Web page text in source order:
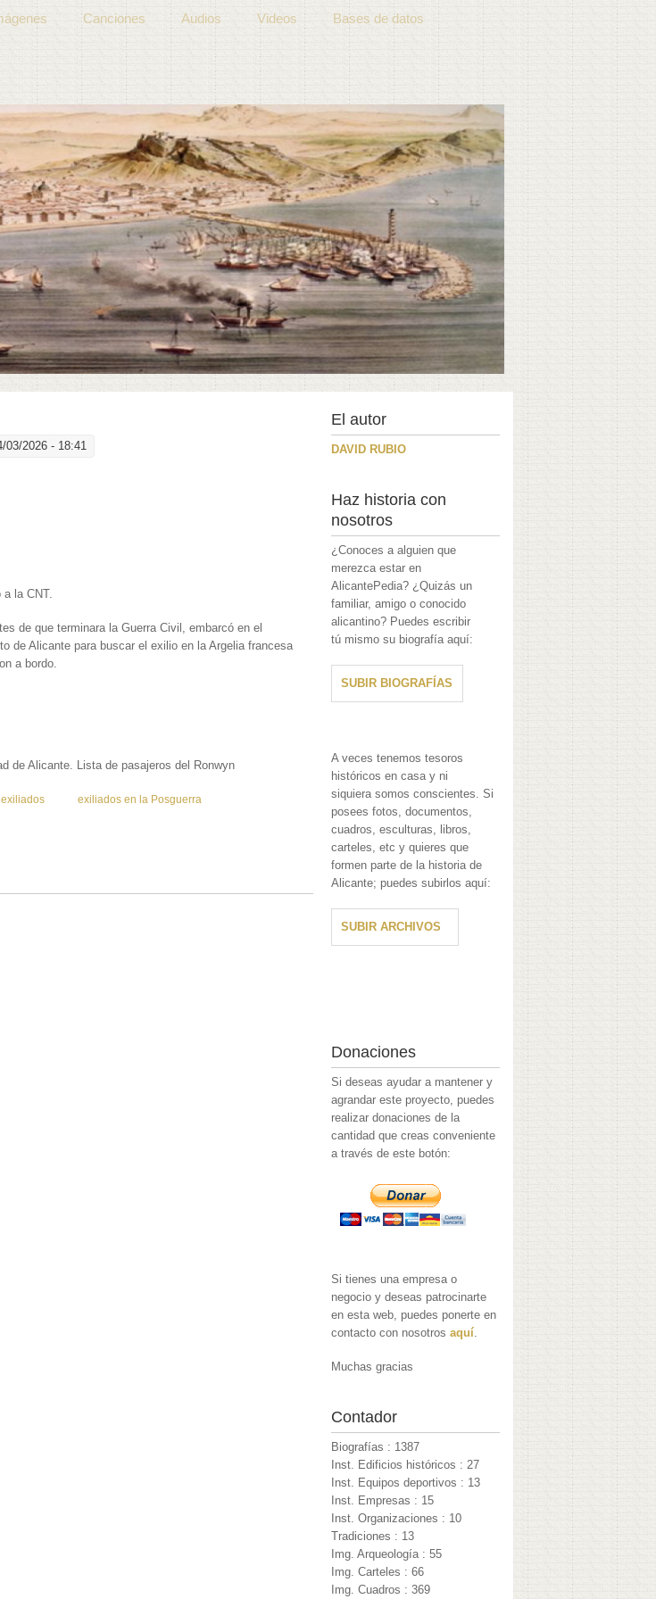
Canciones Audios Videos Bases de datos
03/2026 - 18:41
a la CNT.
de que terminara la Guerra Civil, embarcó en el
de Alicante para buscar el exilio en la Argelia francesa
a bordo.
de Alicante. Lista de pasajeros del Ronwyn
exiliados exiliados en la Posguerra
El autor
DAVID RUBIO
Haz historia con
nosotros
¿Conoces a alguien que
merezca estar en
AlicantePedia? ¿Quizás un
familiar, amigo o conocido
alicantino? Puedes escribir
tú mismo su biografía aquí:
SUBIR BIOGRAFÍAS
A veces tenemos tesoros
históricos en casa y ni
siquiera somos conscientes. Si
posees fotos, documentos,
cuadros, esculturas, libros,
carteles, etc y quieres que
formen parte de la historia de
Alicante; puedes subirlos aquí:
SUBIR ARCHIVOS
Donaciones
Si deseas ayudar a mantener y
agrandar este proyecto, puedes
realizar donaciones de la
cantidad que creas conveniente
a través de este botón:
Si tienes una empresa o
negocio y deseas patrocinarte
en esta web, puedes ponerte en
contacto con nosotrosaquí.
Muchas gracias
Contador
Biografías : 1387
Inst. Edificios históricos : 27
Inst. Equipos deportivos : 13
Inst. Empresas : 15
Inst. Organizaciones : 10
Tradiciones : 13
Img. Arqueología : 55
Img. Carteles : 66
Img. Cuadros : 369